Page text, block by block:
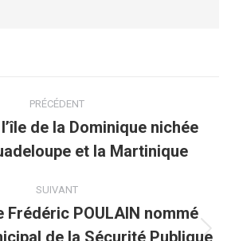
PRÉCÉDENT
de la Dominique nichée
et la Martinique
SUIVANT
Frédéric POULAIN nommé
de la Sécurité Publique